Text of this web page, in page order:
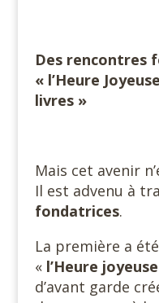
Des rencontres
« l’Heure
livres »
Mais cet avenir
Il est advenu à
fondatrices.
La première a
« l’Heure joyeuse
d’avant garde